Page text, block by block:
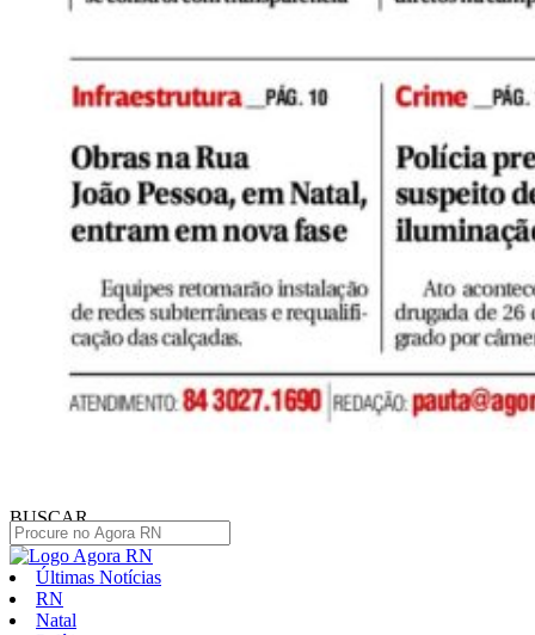
BUSCAR
Últimas Notícias
RN
Natal